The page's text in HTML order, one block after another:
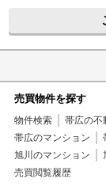
売買物件を探す
物件検索 帯広の不
帯広のマンション
旭川のマンション
売買閲覧履歴